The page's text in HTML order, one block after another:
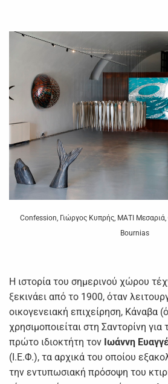
Confession, Γιώργος Κυπρής, ΜΑΤΙ
Bournias
Η ιστορία του σημερινού χώρου
ξεκινάει από το 1900, όταν
οικογενειακή επιχείρηση, Κάναβα
χρησιμοποιείται στη Σαντορίνη για
πρώτο ιδιοκτήτη τον Ιωάννη
(Ι.Ε.Φ.), τα αρχικά του οποίου
την εντυπωσιακή πρόσοψη του